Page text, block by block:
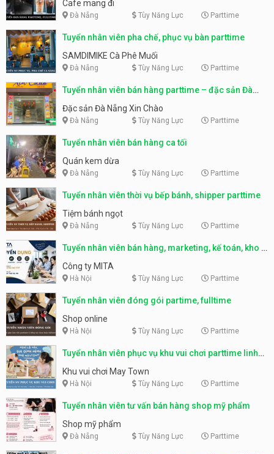
Cafe mang đi
Đà Nẵng Tùy Năng Lực Parttime
Tuyển nhân viên pha chế, phục vụ bàn parttime
SAMDIMIKE Cà Phê Muối
Đà Nẵng Tùy Năng Lực Parttime
Tuyển nhân viên bán hàng parttime – đặc sản Đà
Nẵng
Đặc sản Đà Nẵng Xin Chào
Đà Nẵng Tùy Năng Lực Parttime
Tuyển nhân viên bán hàng ca tối
Quán kem dừa
Đà Nẵng Tùy Năng Lực Parttime
Tuyển nhân viên thời vụ bếp bánh, shipper parttime
Tiệm bánh ngọt
Đà Nẵng Tùy Năng Lực Parttime
Tuyển nhân viên bán hàng, marketing, kế toán, kho –
parttime, fulltime
Công ty MITA
Hà Nội Tùy Năng Lực Parttime
Tuyển nhân viên đóng gói partime, fulltime
Shop online
Hà Nội Tùy Năng Lực Parttime
Tuyển nhân viên phục vụ khu vui chơi parttime linh
động
Khu vui chơi May Town
Hà Nội Tùy Năng Lực Parttime
Tuyển nhân viên tư vấn bán hàng shop mỹ phẩm
Shop mỹ phẩm
Đà Nẵng Tùy Năng Lực Parttime